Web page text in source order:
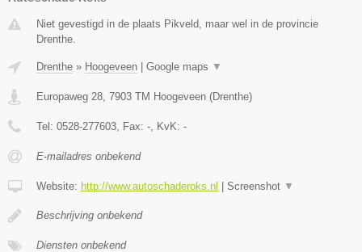
Niet gevestigd in de plaats Pikveld, maar wel in de provincie
Drenthe.
Drenthe » Hoogeveen Google maps ▼
Europaweg 28 7903 TM Hoogeveen (Drenthe)
Tel: 0528-277603 , Fax: - , KvK: -
E-mailadres onbekend
Website: http://www.autoschaderoks.nl Screenshot ▼
Beschrijving onbekend
Diensten onbekend